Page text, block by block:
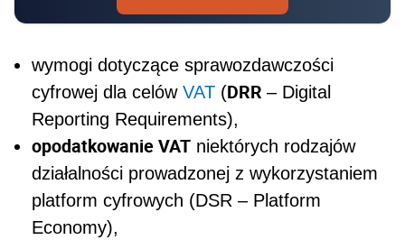
wymogi dotyczące sprawozdawczości
cyfrowej dla celów VAT (DRR – Digital
Reporting Requirements),
opodatkowanie VAT niektórych rodzajów
działalności prowadzonej z wykorzystaniem
platform cyfrowych (DSR – Platform
Economy),